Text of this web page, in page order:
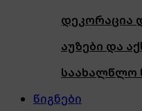
დეკორაცია
აუზები და
საახალწლო
წიგნები